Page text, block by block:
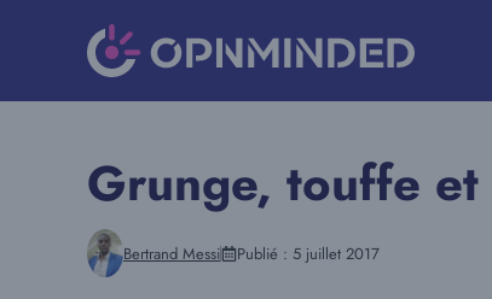
Grunge, touffe et
Bertrand Messi Publié : 5 juillet 2017